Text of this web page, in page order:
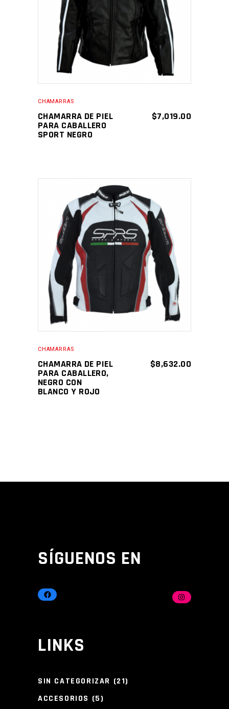
OPCIONES
CHAMARRAS
CHAMARRA DE PIEL
PARA CABALLERO
SPORT NEGRO
$7,019.00
SELECCIONAR
CHAMARRAS
CHAMARRA DE PIEL
PARA CABALLERO,
NEGRO CON
BLANCO Y ROJO
$8,632.00
SÍGUENOS EN
FACEBOOK INSTAGRAM
LINKS
SIN CATEGORIZAR 2121
ACCESORIOS 55